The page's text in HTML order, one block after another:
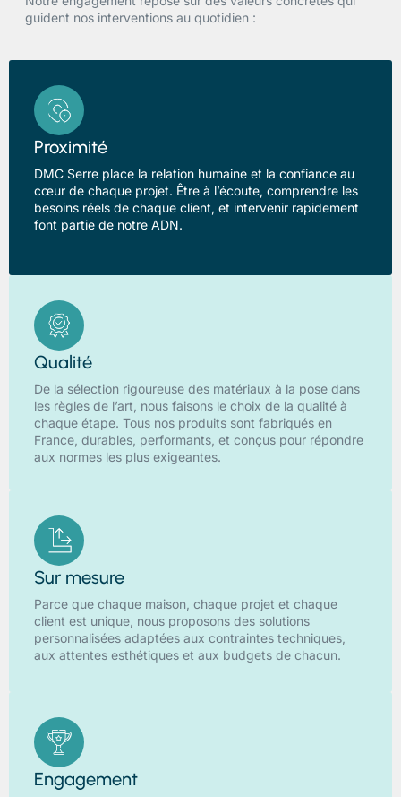
guident nos interventions au quotidien :
Proximité
DMC Serre place la relation humaine et la confiance au
cœur de chaque projet. Être à l’écoute, comprendre les
besoins réels de chaque client, et intervenir rapidement
font partie de notre ADN.
Qualité
De la sélection rigoureuse des matériaux à la pose dans
les règles de l’art, nous faisons le choix de la qualité à
chaque étape. Tous nos produits sont fabriqués en
France, durables, performants, et conçus pour répondre
aux normes les plus exigeantes.
Sur mesure
Parce que chaque maison, chaque projet et chaque
client est unique, nous proposons des solutions
personnalisées adaptées aux contraintes techniques,
aux attentes esthétiques et aux budgets de chacun.
Engagement